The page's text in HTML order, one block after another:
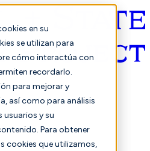
en su
se utilizan para
cómo interactúa con
recordarlo.
para mejorar y
así como para análisis
usuarios y su
Para obtener
cookies que utilizamos,